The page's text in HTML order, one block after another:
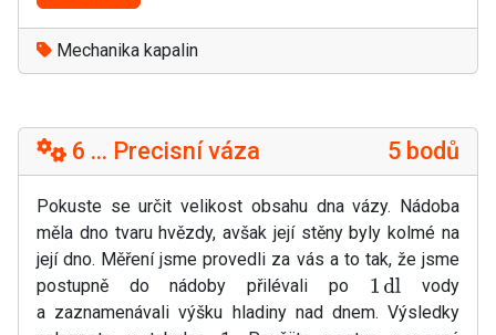
Mechanika kapalin
6 ... Precisní váza 5 bodů
Pokuste se určit velikost obsahu dna vázy. Nádoba
měla dno tvaru hvězdy, avšak její stěny byly kolmé na
její dno. Měření jsme provedli za vás a to tak, že jsme
postupně do nádoby přilévali po 1 dl
vody
a zaznamenávali výšku hladiny nad dnem. Výsledky